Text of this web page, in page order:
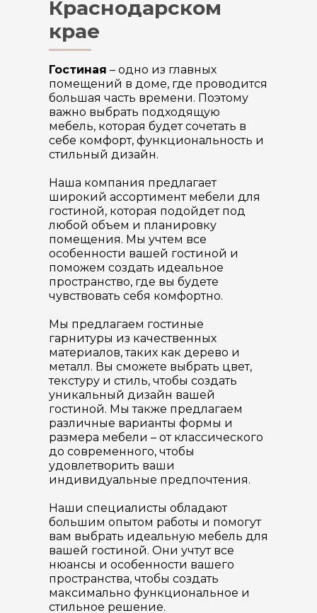
Краснодарском
крае
Гостиная – одно из главных
помещений в доме, где проводится
большая часть времени. Поэтому
важно выбрать подходящую
мебель, которая будет сочетать в
себе комфорт, функциональность и
стильный дизайн.
Наша компания предлагает
широкий ассортимент мебели для
гостиной, которая подойдет под
любой объем и планировку
помещения. Мы учтем все
особенности вашей гостиной и
поможем создать идеальное
пространство, где вы будете
чувствовать себя комфортно.
Мы предлагаем гостиные
гарнитуры из качественных
материалов, таких как дерево и
металл. Вы сможете выбрать цвет,
текстуру и стиль, чтобы создать
уникальный дизайн вашей
гостиной. Мы также предлагаем
различные варианты формы и
размера мебели – от классического
до современного, чтобы
удовлетворить ваши
индивидуальные предпочтения.
Наши специалисты обладают
большим опытом работы и помогут
вам выбрать идеальную мебель для
вашей гостиной. Они учтут все
нюансы и особенности вашего
пространства, чтобы создать
максимально функциональное и
стильное решение.